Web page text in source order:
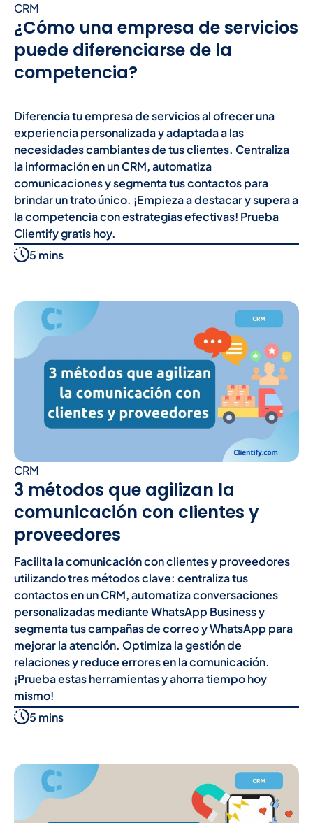
CRM
¿Cómo una empresa de servicios
puede diferenciarse de la
competencia?
Diferencia tu empresa de servicios al ofrecer una
experiencia personalizada y adaptada a las
necesidades cambiantes de tus clientes. Centraliza
la información en un CRM, automatiza
comunicaciones y segmenta tus contactos para
brindar un trato único. ¡Empieza a destacar y supera a
la competencia con estrategias efectivas! Prueba
Clientify gratis hoy.
5 mins
CRM
3 métodos que agilizan la
comunicación con clientes y
proveedores
Facilita la comunicación con clientes y proveedores
utilizando tres métodos clave: centraliza tus
contactos en un CRM, automatiza conversaciones
personalizadas mediante WhatsApp Business y
segmenta tus campañas de correo y WhatsApp para
mejorar la atención. Optimiza la gestión de
relaciones y reduce errores en la comunicación.
¡Prueba estas herramientas y ahorra tiempo hoy
mismo!
5 mins